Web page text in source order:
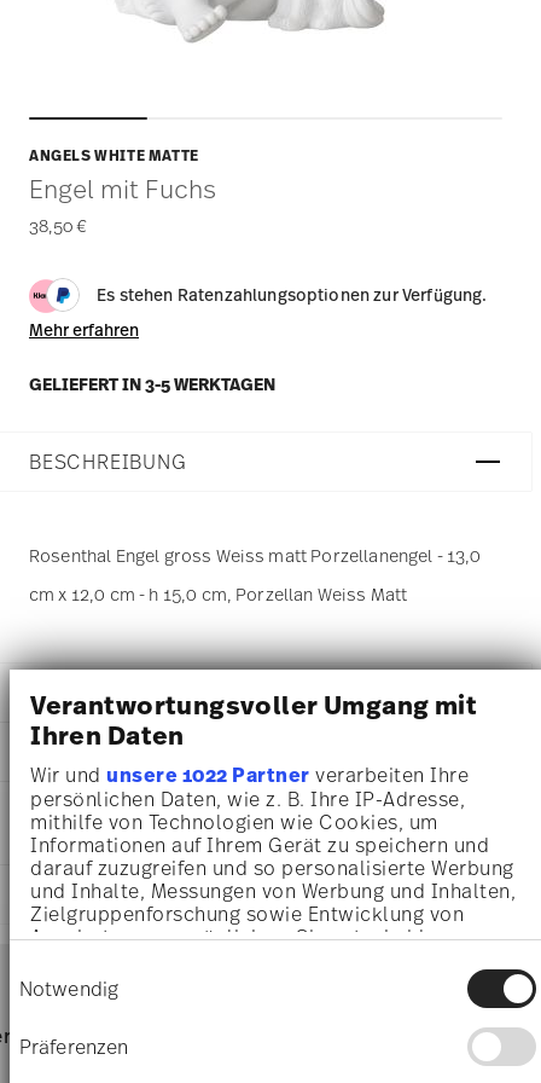
Verantwortungsvoller Umgang mit
Ihren Daten
Wir undunsere 1022 Partner verarbeiten Ihre
persönlichen Daten, wie z. B. Ihre IP-Adresse,
mithilfe von Technologien wie Cookies, um
Informationen auf Ihrem Gerät zu speichern und
darauf zuzugreifen und so personalisierte Werbung
und Inhalte, Messungen von Werbung und Inhalten,
Zielgruppenforschung sowie Entwicklung von
Angeboten zu ermöglichen. Sie entscheiden
Sie können Ihre Einwilligung jederzeit über die
Cookie-Erklärung oder durch Klicken auf das
Privacy Trigger Symbol ändern oder widerrufen
Notwendig
Präferenzen
ANGELS WHITE MATTE
Engel mit Fuchs
38,50 €
Es stehen Ratenzahlungsoptionen zur Verfügung.
Mehr erfahren
GELIEFERT IN 3-5 WERKTAGEN
BESCHREIBUNG
Rosenthal Engel gross Weiss matt Porzellanengel - 13,0
cm x 12,0 cm - h 15,0 cm, Porzellan Weiss Matt
DETAILS
Rosenthal
Weiss Matt
Porzellan
White Matte
69056-000102-90544
4012438590905
CN
2026
MAßE
13,00 cm
12,00 cm
15,00 cm
488 gr
22,30 cm
18,10 cm
15,20 cm
PFLEGE- UND
SICHERHEITSINFORMATIONEN
LIEFERUNG UND RÜCKSENDUNG